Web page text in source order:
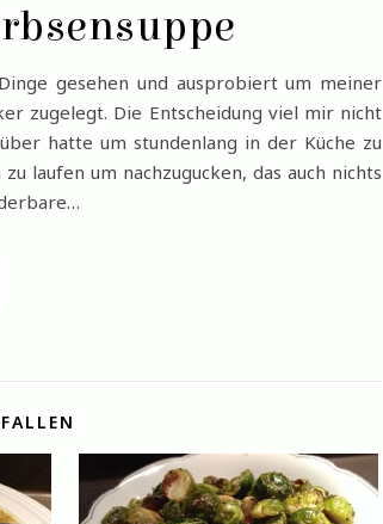
gesehen und ausprobiert um meiner
zugelegt. Die Entscheidung viel mir nicht
hatte um stundenlang in der Küche zu
laufen um nachzugucken, das auch nichts